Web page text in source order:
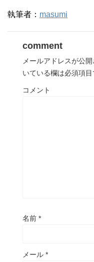
執筆者： masumi
comment
メールアドレスが公
いている欄は必須項目
コメント
名前 *
メール *